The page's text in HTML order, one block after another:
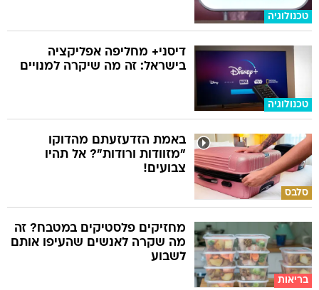
טכנולוגיה
טכנולוגיה
דיסני+ מחליפה אפליקציה
בישראל: זה מה שיקרה למנויים
סלבס
באמת הזדעזעתם מהדוקו
"מזוודות ורודות"? אל תהיו
צבועים!
בריאות
מחזיקים פלסטיקים במטבח? זה
מה שקרה לאנשים שהעיפו אותם
לשבוע